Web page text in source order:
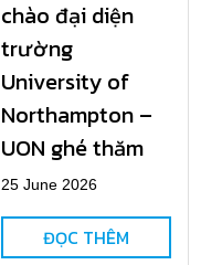
chào đại diện
trường
University of
Northampton –
UON ghé thăm
25 June 2026
ĐỌC THÊM